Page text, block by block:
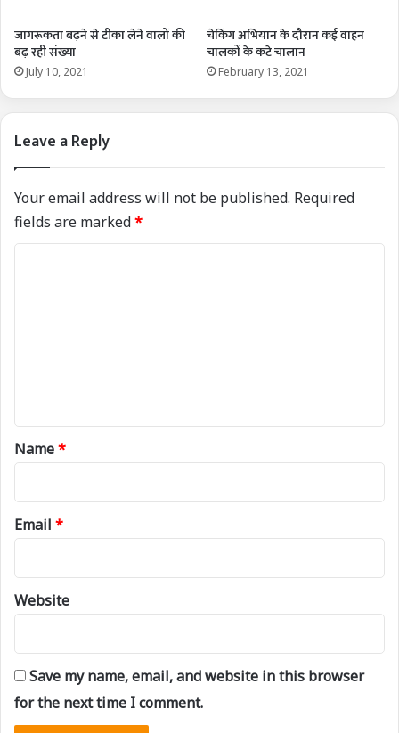
जागरूकता बढ़ने से टीका लेने वालों की
बढ़ रही संख्या
July 10, 2021
चेकिंग अभियान के दौरान कई वाहन
चालकों के कटे चालान
February 13, 2021
Leave a Reply
Your email address will not be published. Required
fields are marked*
*
Name*
Email *
Website
Save my name, email, and website in this browser
for the next time I comment.